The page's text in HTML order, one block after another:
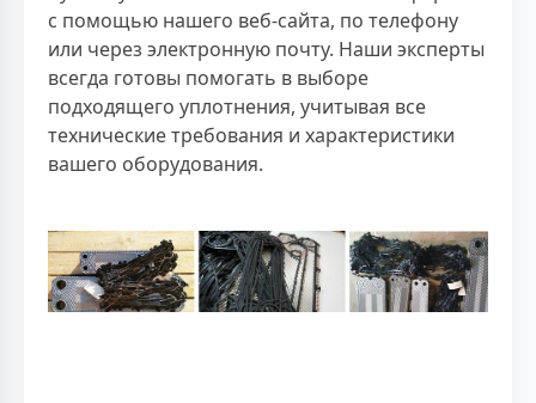
с помощью нашего веб-сайта, по телефону
или через электронную почту. Наши эксперты
всегда готовы помогать в выборе
подходящего уплотнения, учитывая все
технические требования и характеристики
вашего оборудования.